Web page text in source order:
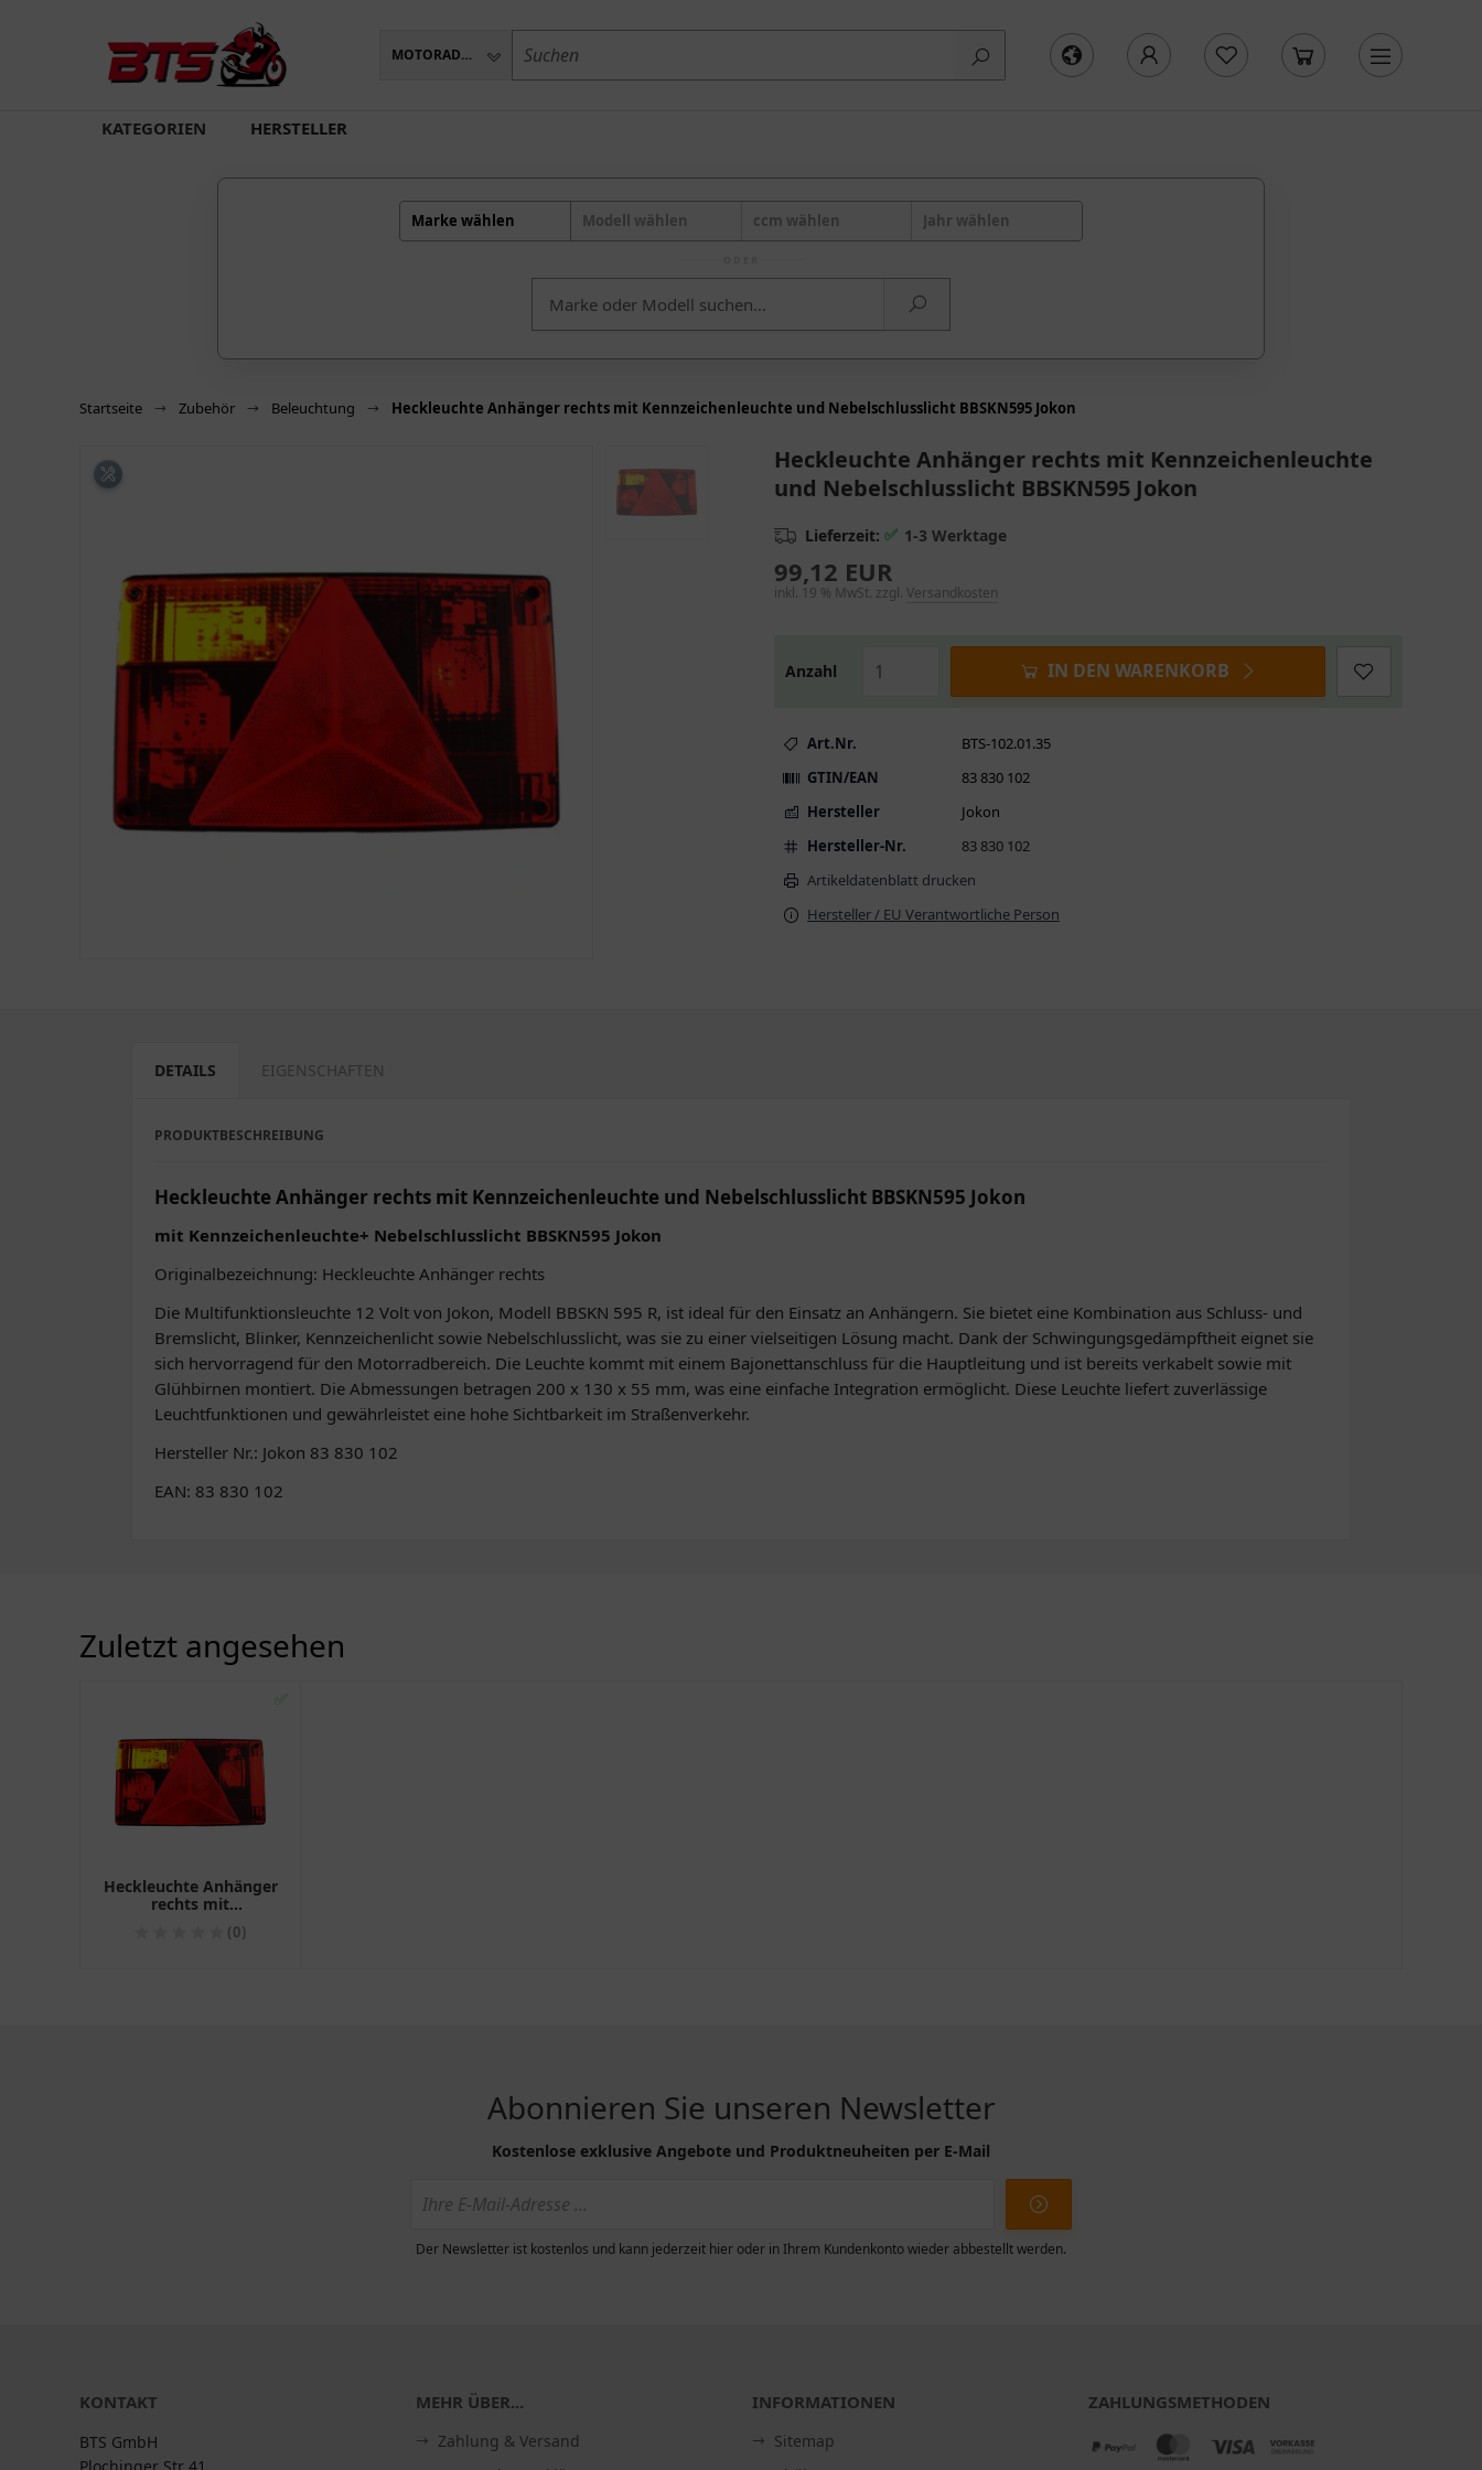
MOTORADTEILE
KATEGORIEN HERSTELLER
Marke wählen Modell wählen ccm wählen Jahr wählen
Startseite Zubehör Beleuchtung Heckleuchte Anhänger rechts mit Kennzeichenleuchte und Nebelschlusslicht BBSKN595 Jokon
Heckleuchte Anhänger rechts mit Kennzeichenleuchte
und Nebelschlusslicht BBSKN595 Jokon
Lieferzeit: ✅ 1-3 Werktage
99,12 EUR
inkl. 19 % MwSt. zzgl. Versandkosten
Anzahl IN DEN WARENKORB
Art.Nr.
BTS-102.01.35
GTIN/EAN
83 830 102
Hersteller
Jokon
Hersteller-Nr.
83 830 102
Artikeldatenblatt drucken
Hersteller / EU Verantwortliche Person
DETAILS EIGENSCHAFTEN
PRODUKTBESCHREIBUNG
Heckleuchte Anhänger rechts mit Kennzeichenleuchte und Nebelschlusslicht BBSKN595 Jokon
mit Kennzeichenleuchte+ Nebelschlusslicht BBSKN595 Jokon
Originalbezeichnung: Heckleuchte Anhänger rechts
Die Multifunktionsleuchte 12 Volt von Jokon, Modell BBSKN 595 R, ist ideal für den Einsatz an Anhängern. Sie bietet eine Kombination aus Schluss- und
Bremslicht, Blinker, Kennzeichenlicht sowie Nebelschlusslicht, was sie zu einer vielseitigen Lösung macht. Dank der Schwingungsgedämpftheit eignet sie
sich hervorragend für den Motorradbereich. Die Leuchte kommt mit einem Bajonettanschluss für die Hauptleitung und ist bereits verkabelt sowie mit
Glühbirnen montiert. Die Abmessungen betragen 200 x 130 x 55 mm, was eine einfache Integration ermöglicht. Diese Leuchte liefert zuverlässige
Leuchtfunktionen und gewährleistet eine hohe Sichtbarkeit im Straßenverkehr.
Hersteller Nr.: Jokon 83 830 102
EAN: 83 830 102
Zuletzt angesehen
✅
Heckleuchte Anhänger
rechts mit
Kennzeichenleuchte
und Nebelschlusslicht
(0)
Abonnieren Sie unseren Newsletter
Kostenlose exklusive Angebote und Produktneuheiten per E-Mail
Der Newsletter ist kostenlos und kann jederzeit hier oder in Ihrem Kundenkonto wieder abbestellt werden.
KONTAKT
BTS GmbH
MEHR ÜBER...
Zahlung & Versand
INFORMATIONEN
Sitemap
ZAHLUNGSMETHODEN